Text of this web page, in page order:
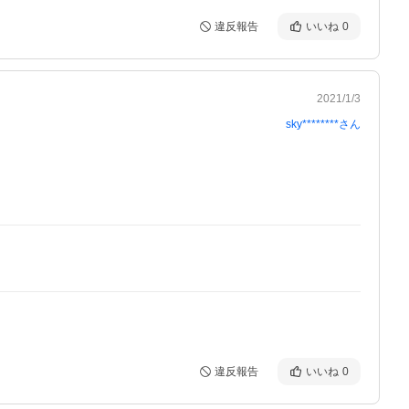
違反報告 いいね 0
2021/1/3
sky********さん
違反報告 いいね 0